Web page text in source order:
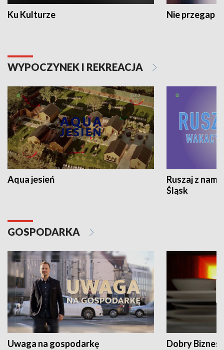
Ku Kulturze Nie przegap
WYPOCZYNEK I REKREACJA
Aqua jesień
Ruszaj z
Śląsk
GOSPODARKA
Uwaga na gospodarkę Dobry Biznes